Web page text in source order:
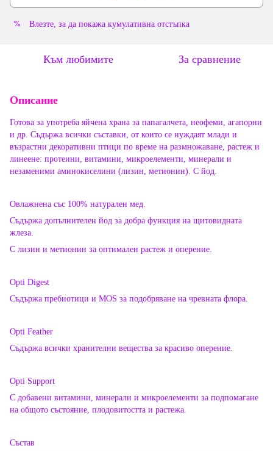
% Влезте , за да покажа кумулативна отстъпка
Към любимите За сравнение
Описание
Готова за употреба яйчена храна за папагалчета, неофеми, агапорни
и др. Съдържа всички съставки, от които се нуждаят млади и
възрастни декоративни птици по време на размножаване, растеж и
линеене: протеини, витамини, микроелементи, минерали и
незаменими аминокиселини (лизин, метионин). С йод.
Овлажнена със 100% натурален мед.
Съдържа допълнителен йод за добра функция на щитовидната
жлеза.
С лизин и метионин за оптимален растеж и оперение.
Opti Digest
Съдържа пребиотици и MOS за подобряване на чревната флора.
Opti Feather
Съдържа всички хранителни вещества за красиво оперение.
Opti Support
С добавени витамини, минерали и микроелементи за подпомагане
на общото състояние, плодовитостта и растежа.
Състав